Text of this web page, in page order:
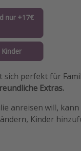
nur +17€
perfekt für
Extras.
anreisen will,
Kinder